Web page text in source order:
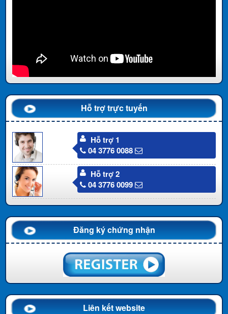
Hỗ trợ trực tuyến
Hỗ trợ 1
04 3776 0088
Hỗ trợ 2
04 3776 0099
Đăng ký chứng nhận
Liên kết website